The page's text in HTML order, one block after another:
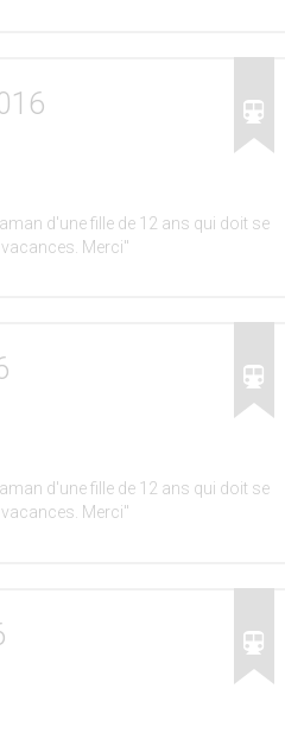
d'une fille de 12 ans qui doit se
Merci"
d'une fille de 12 ans qui doit se
Merci"